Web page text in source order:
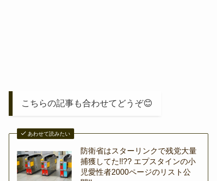
こちらの記事も合わせてどうぞ😊
あわせて読みたい
防衛省はスターリンクで残党大量
捕獲してた!!?? エプスタインの小
児愛性者2000ページのリスト公